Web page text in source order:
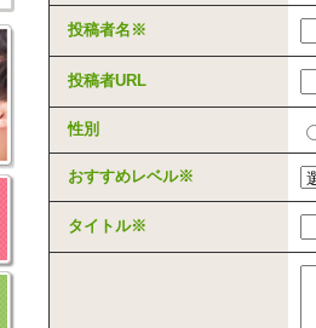
投稿者名 ※
投稿者URL
性別
おすすめレベル※
タイトル※